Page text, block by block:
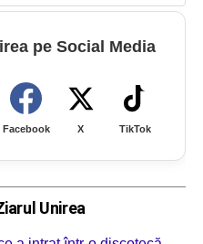
pe Social Media
Facebook X TikTok
Unirea